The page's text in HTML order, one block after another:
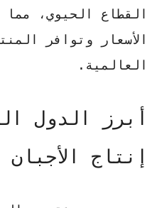
القطاع الحيوي، مما
الأسعار وتوافر
العالمية.
أبرز الدول
إنتاج